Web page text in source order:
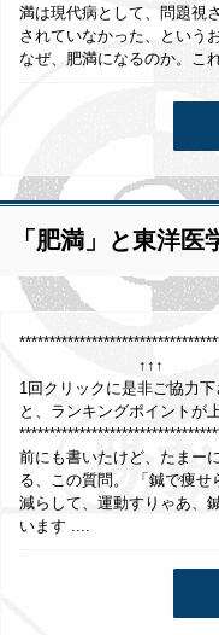
満は現代病として、問題視
されていなかった、という
なぜ、肥満になるのか。こ
「肥満」と東洋医
↑↑↑ ↑↑↑ こ
1回クリックに是非ご協力
と、ランキングポイントが
前にも書いたけど、たまー
る、この質問。 「鍼で痩
減らして、運動すりゃあ、
います ....